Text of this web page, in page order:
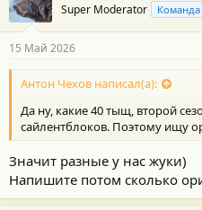
Super Moderator
15 Май 2026
Антон Чехов написал(а):
Да ну, какие 40 тыщ, второй
сайлентблоков. Поэтому ищу
Значит разные у нас жуки)
Напишите потом сколько